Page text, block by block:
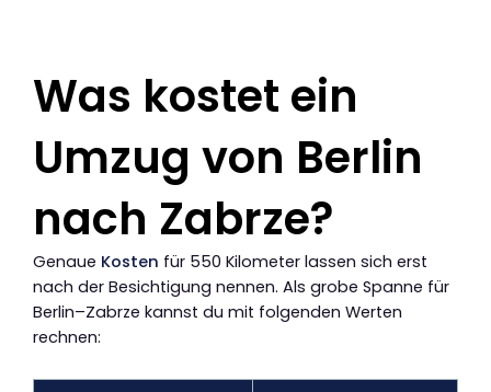
Was kostet ein
Umzug von Berlin
nach Zabrze?
Genaue Kosten für 550 Kilometer lassen sich erst
nach der Besichtigung nennen. Als grobe Spanne für
Berlin–Zabrze kannst du mit folgenden Werten
rechnen: